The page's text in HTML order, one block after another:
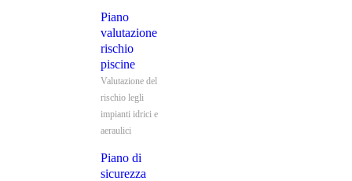
Piano
valutazione
rischio
piscine
Valutazione del
rischio legli
impianti idrici e
aeraulici
Piano di
sicurezza